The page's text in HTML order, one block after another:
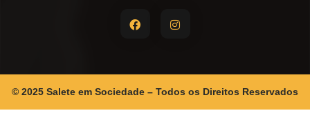
© 2025 Salete em Sociedade – Todos os Direitos Reservados